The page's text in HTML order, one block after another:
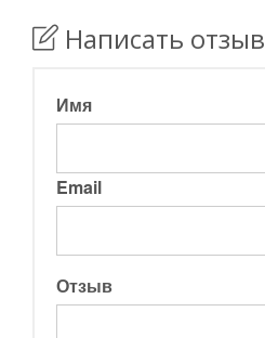
Написать отзыв
Имя
Email
Отзыв